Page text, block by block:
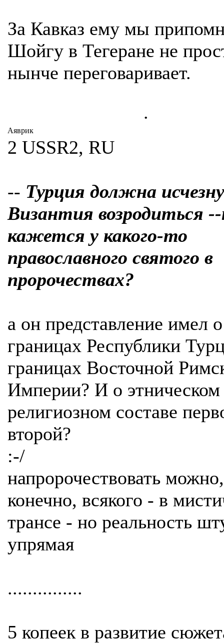
За Кавказ ему мы
Шойгу в Тегеране не
нынче переговаривает.
.
Аяврик
2 USSR2, RU
-- Турция должна
Византия возродиться
кажется у какого-то
православного святого в
пророчествах?
а он представление имел о
границах Республики
границах Восточной
Империи? И о
религиозном составе
второй?
:-/
напророчествовать можно,
конечно, всякого - в
трансе - но реальность
упрямая
...............
5 копеек в развитие